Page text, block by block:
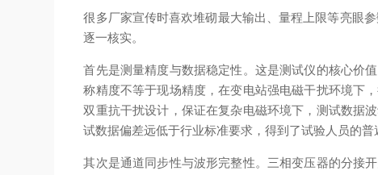
很多厂家宣传时喜欢堆砌最大输出、量程上限等亮眼
逐一核实。
首先是测量精度与数据稳定性。这是测试仪的核心价
称精度不等于现场精度，在变电站强电磁干扰环境下
双重抗干扰设计，保证在复杂电磁环境下，测试数据
试数据偏差远低于行业标准要求，得到了试验人员的普
其次是通道同步性与波形完整性。三相变压器的分接